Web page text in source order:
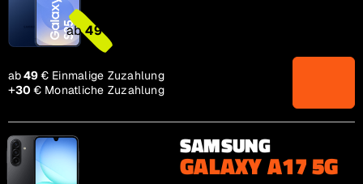
ab 49€
ab49€
ab 49€
ab49€ Einmalige Zuzahlung
+30€
30 € Monatliche Zuzahlung
SAMSUNG
GALAXY A17 5G